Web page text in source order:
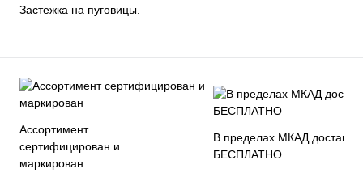
Застежка на пуговицы.
Ассортимент
сертифицирован и
маркирован
В пределах МКАД доставка
БЕСПЛАТНО